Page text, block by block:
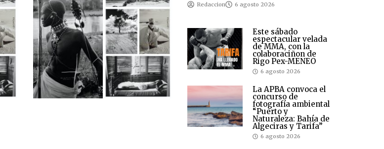
Redaccion 6 agosto 2026
Este sábado
espectacular velada
de MMA, con la
colaboraciñon de
Rigo Pex-MENEO
6 agosto 2026
La APBA convoca el
concurso de
fotografía ambiental
“Puerto y
Naturaleza: Bahía de
Algeciras y Tarifa”
6 agosto 2026